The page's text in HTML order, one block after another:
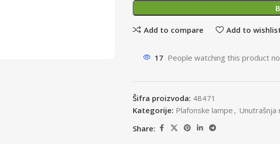
Add to compare Add to
17 People watching this product
Šifra proizvoda: 48471
Kategorije: Plafonske lampe , Unutrašnja
Share: